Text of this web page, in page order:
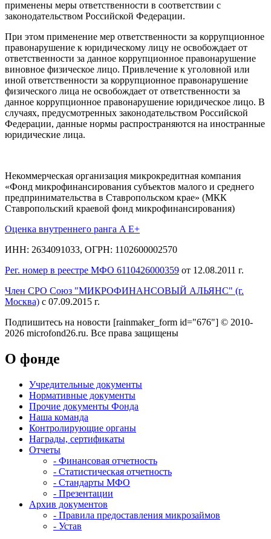
применены меры ответственности в соответствии с
законодательством Российской Федерации.
При этом применение мер ответственности за коррупционное
правонарушение к юридическому лицу не освобождает от
ответственности за данное коррупционное правонарушение
виновное физическое лицо. Привлечение к уголовной или
иной ответственности за коррупционное правонарушение
физического лица не освобождает от ответственности за
данное коррупционное правонарушение юридическое лицо. В
случаях, предусмотренных законодательством Российской
Федерации, данные нормы распространяются на иностранные
юридические лица.
Некоммерческая организация микрокредитная компания
«Фонд микрофинансирования субъектов малого и среднего
предпринимательства в Ставропольском крае» (МКК
Ставропольский краевой фонд микрофинансирования)
Оценка внутреннего ранга A E+
ИНН: 2634091033, ОГРН: 1102600002570
Рег. номер в реестре МФО 6110426000359 от 12.08.2011 г.
Член СРО Союз "МИКРОФИНАНСОВЫЙ АЛЬЯНС" (г.
Москва) с 07.09.2015 г.
Подпишитесь на новости [rainmaker_form id="676"] © 2010-
2026 microfond26.ru. Все права защищены
О фонде
Учредительные документы
Нормативные документы
Прочие документы Фонда
Наша команда
Контролирующие органы
Награды, сертификаты
Отчеты
- Финансовая отчетность
- Статистическая отчетность
- Стандарты МФО
- Презентации
Архив документов
- Правила предоставления микрозаймов
- Устав